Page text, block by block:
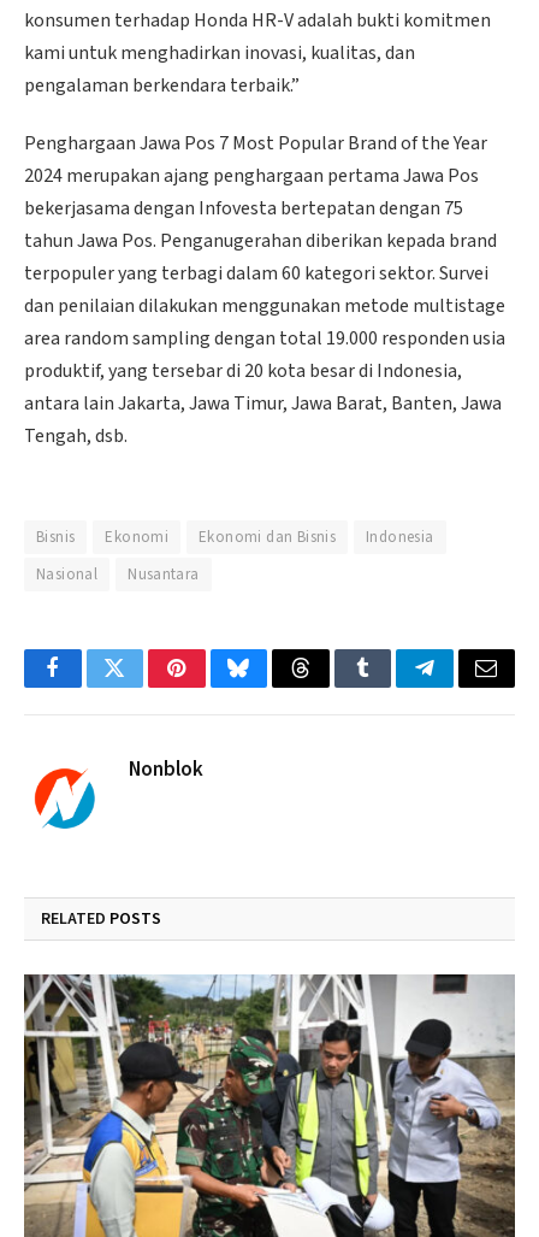
konsumen terhadap Honda HR-V adalah bukti komitmen
kami untuk menghadirkan inovasi, kualitas, dan
pengalaman berkendara terbaik.”
Penghargaan Jawa Pos 7 Most Popular Brand of the Year
2024 merupakan ajang penghargaan pertama Jawa Pos
bekerjasama dengan Infovesta bertepatan dengan 75
tahun Jawa Pos. Penganugerahan diberikan kepada brand
terpopuler yang terbagi dalam 60 kategori sektor. Survei
dan penilaian dilakukan menggunakan metode multistage
area random sampling dengan total 19.000 responden usia
produktif, yang tersebar di 20 kota besar di Indonesia,
antara lain Jakarta, Jawa Timur, Jawa Barat, Banten, Jawa
Tengah, dsb.
Bisnis Ekonomi Ekonomi dan Bisnis
Indonesia
Nasional
Nusantara
FacebookTwitterPinterestBlueskyThreadsTumblrTelegramEmail
Nonblok
RELATED POSTS